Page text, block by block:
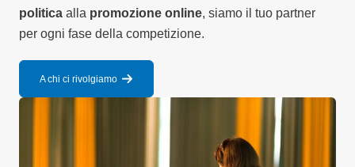
politica alla promozione online, siamo il tuo partner
per ogni fase della competizione.
A chi ci rivolgiamo